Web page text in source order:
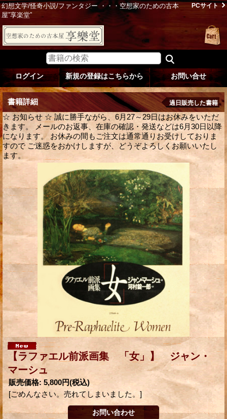
幻想文学/怪奇小説/ファンタジー ・・・空想家のための古本
屋”享楽堂”
PCサイト
ログイン 新規の登録はこちらから お問い合せ
書籍詳細 過日販売した書籍
☆ お知らせ ☆ 誠に勝手ながら、6月27～29日はお休みをいただ
きます。 メールのお返事、在庫の確認・発送などは6月30日以降
になります。 お休みの間もご注文は通常通りお受けしておりま
すので ご迷惑をおかけしますが、どうぞよろしくお願いいたし
ます。
【ラファエル前派画集 「女」】 ジャン・
マーシュ
販売価格: 5,800円(税込)
[ごめんなさい。売れてしまいました。]